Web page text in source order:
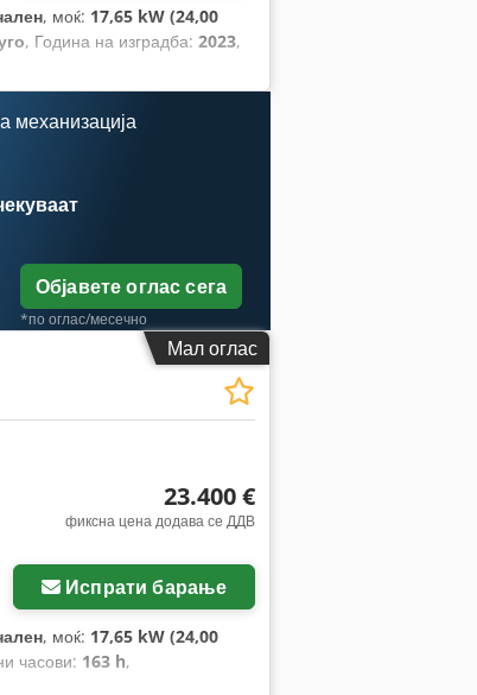
, моќ: 17,65 kW (24,00
, Година на изградба: 2023,
механизација
Објавете оглас сега
*по оглас/месечно
Мал оглас
23.400 €
фиксна цена додава се ДДВ
Испрати барање
, моќ: 17,65 kW (24,00
часови: 163 h,